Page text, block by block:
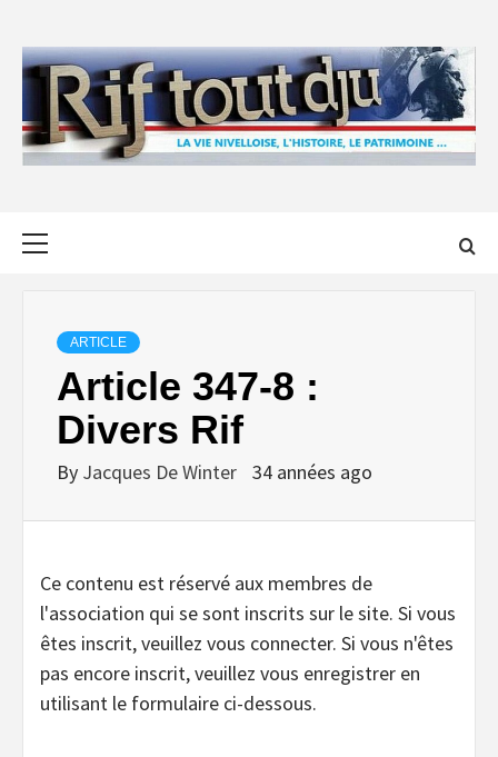
content
ARTICLE
Article 347-8 :
Divers Rif
By Jacques De Winter 34 années ago
Ce contenu est réservé aux membres de
l'association qui se sont inscrits sur le site. Si vous
êtes inscrit, veuillez vous connecter. Si vous n'êtes
pas encore inscrit, veuillez vous enregistrer en
utilisant le formulaire ci-dessous.